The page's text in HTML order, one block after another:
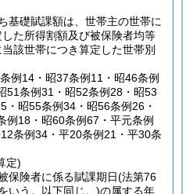
基礎賦課額は、世帯主の世帯に
た所得割額及び被保険者均等
該世帯につき算定した世帯別
例14・昭37条例11・昭46条例
51条例31・昭52条例28・昭53
・昭55条例34・昭56条例26・
例18・昭60条例67・平元条例
条例34・平20条例21・平30条
定)
保険者に係る賦課期日(法第76
いう。以下同じ。)の属する年